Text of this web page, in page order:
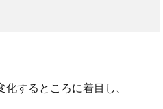
するところに着目し、